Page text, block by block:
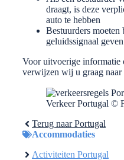
draagt, is deze
auto te hebben
Bestuurders moeten
geluidssignaal
Voor uitvoerige informatie
verwijzen wij u graag
Verkeer Portugal ©
Terug naar Portugal
Accommodaties
Activiteiten Portugal